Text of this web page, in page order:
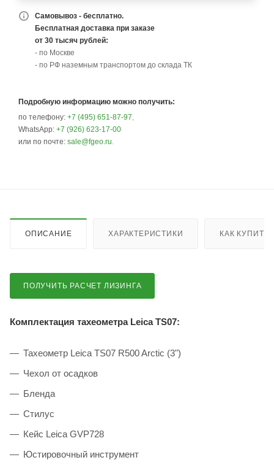
Самовывоз - бесплатно.
Бесплатная доставка при заказе
от 30 тысяч рублей:
- по Москве
- по РФ наземным транспортом до склада ТК
Подробную информацию можно получить:
по телефону: +7 (495) 651-87-97,
WhatsApp: +7 (926) 623-17-00
или по почте: sale@fgeo.ru.
ОПИСАНИЕ ХАРАКТЕРИСТИКИ КАК КУПИТЬ
ПОЛУЧИТЬ РАСЧЕТ ЛИЗИНГА
Комплектация тахеометра Leica TS07:
Тахеометр Leica TS07 R500 Arctic (3")
Чехол от осадков
Бленда
Стилус
Кейс Leica GVP728
Юстировочный инструмент